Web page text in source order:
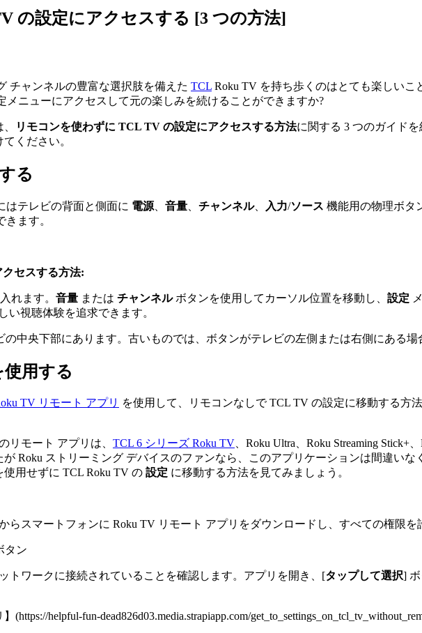
の設定にアクセスする [3 つの方法]
チャンネルの豊富な選択肢を備えた TCL Roku TV を持ち歩くのはとても楽しい
メニューにアクセスして元の楽しみを続けることができますか?
リモコンを使わずに TCL TV の設定にアクセスする方法に関する 3 つのガイド
ください。
る
はテレビの背面と側面に 電源 音量 チャンネル、 入力/ソース 機能用の物理ボタ
ます。
セスする方法:
れます。 音量 または チャンネルボタンを使用してカーソル位置を移動し、 設定
い視聴体験を追求できます。
の中央下部にあります。古いものでは、ボタンがテレビの左側または右側にある場
用する
TV リモート アプリ を使用して、リモコンなしで TCL TV の設定に移動する方
リモート アプリは、 TCL 6 シリーズ Roku TV、Roku Ultra、Roku Streaming Stick+
Roku ストリーミング デバイスのファンなら、このアプリケーションは間違い
用せずに TCL Roku TV の 設定 に移動する方法を見てみましょう。
らスマートフォンに Roku TV リモート アプリをダウンロードし、すべての権限を
トワークに接続されていることを確認します。アプリを開き、[タップして選択]
helpful-fun-dead826d03.media.strapiapp.com/